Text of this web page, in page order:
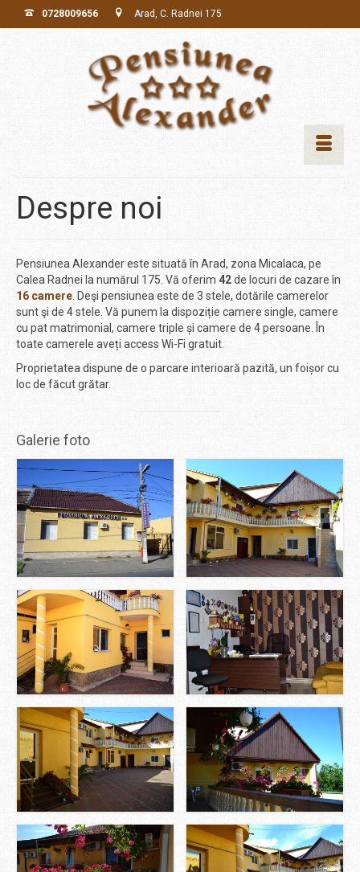
0728009656 Arad, C. Radnei 175
Despre noi
Pensiunea Alexander este situată în Arad, zona Micalaca, pe
Calea Radnei la numărul 175. Vă oferim 42de locuri de cazare în
16 camere . Deşi pensiunea este de 3 stele, dotările camerelor
sunt şi de 4 stele. Vă punem la dispoziție camere single, camere
cu pat matrimonial, camere triple și camere de 4 persoane. În
toate camerele aveți access Wi-Fi gratuit.
Proprietatea dispune de o parcare interioară pazită, un foișor cu
loc de făcut grătar.
Galerie foto